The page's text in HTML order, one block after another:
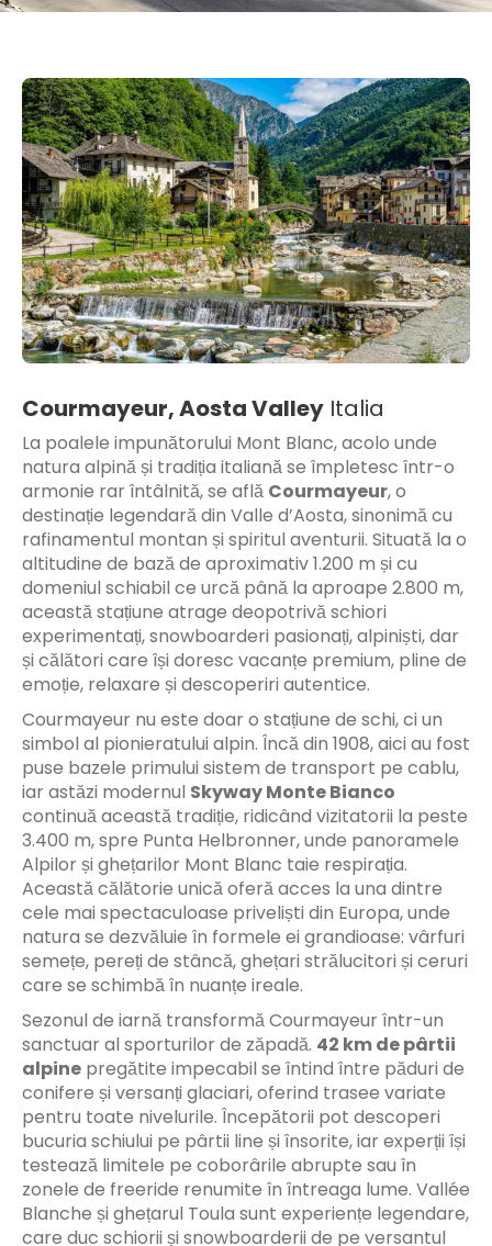
Courmayeur, Aosta Valley Italia
La poalele impunătorului Mont Blanc, acolo unde
natura alpină și tradiția italiană se împletesc într-o
armonie rar întâlnită, se află Courmayeur, o
destinație legendară din Valle d’Aosta, sinonimă cu
rafinamentul montan și spiritul aventurii. Situată la o
altitudine de bază de aproximativ 1.200 m și cu
domeniul schiabil ce urcă până la aproape 2.800 m,
această stațiune atrage deopotrivă schiori
experimentați, snowboarderi pasionați, alpiniști, dar
și călători care își doresc vacanțe premium, pline de
emoție, relaxare și descoperiri autentice.
Courmayeur nu este doar o stațiune de schi, ci un
simbol al pionieratului alpin. Încă din 1908, aici au fost
puse bazele primului sistem de transport pe cablu,
iar astăzi modernul Skyway Monte Bianco
continuă această tradiție, ridicând vizitatorii la peste
3.400 m, spre Punta Helbronner, unde panoramele
Alpilor și ghețarilor Mont Blanc taie respirația.
Această călătorie unică oferă acces la una dintre
cele mai spectaculoase priveliști din Europa, unde
natura se dezvăluie în formele ei grandioase: vârfuri
semețe, pereți de stâncă, ghețari strălucitori și ceruri
care se schimbă în nuanțe ireale.
Sezonul de iarnă transformă Courmayeur într-un
sanctuar al sporturilor de zăpadă. 42 km de pârtii
alpine pregătite impecabil se întind între păduri de
conifere și versanți glaciari, oferind trasee variate
pentru toate nivelurile. Începătorii pot descoperi
bucuria schiului pe pârtii line și însorite, iar experții își
testează limitele pe coborârile abrupte sau în
zonele de freeride renumite în întreaga lume. Vallée
Blanche și ghețarul Toula sunt experiențe legendare,
care duc schiorii și snowboarderii de pe versantul